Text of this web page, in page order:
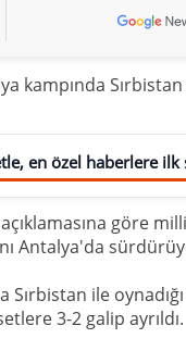
kampında Sırbistan
en özel haberlere ilk
göre
Antalya'da
ile
3-2 galip ayrıldı.